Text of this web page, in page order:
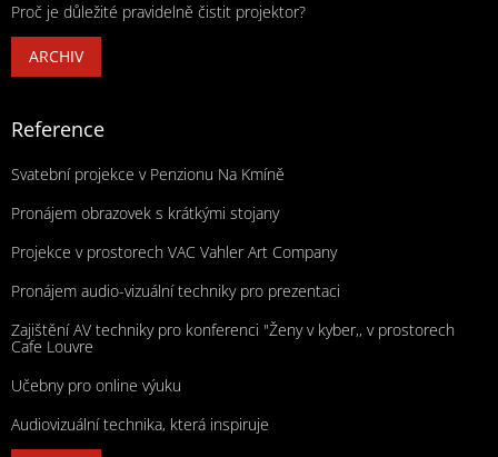
Proč je důležité pravidelně čistit projektor?
ARCHIV
Reference
Svatební projekce v Penzionu Na Kmíně
Pronájem obrazovek s krátkými stojany
Projekce v prostorech VAC Vahler Art Company
Pronájem audio-vizuální techniky pro prezentaci
Zajištění AV techniky pro konferenci "Ženy v kyber,, v prostorech
Cafe Louvre
Učebny pro online výuku
Audiovizuální technika, která inspiruje